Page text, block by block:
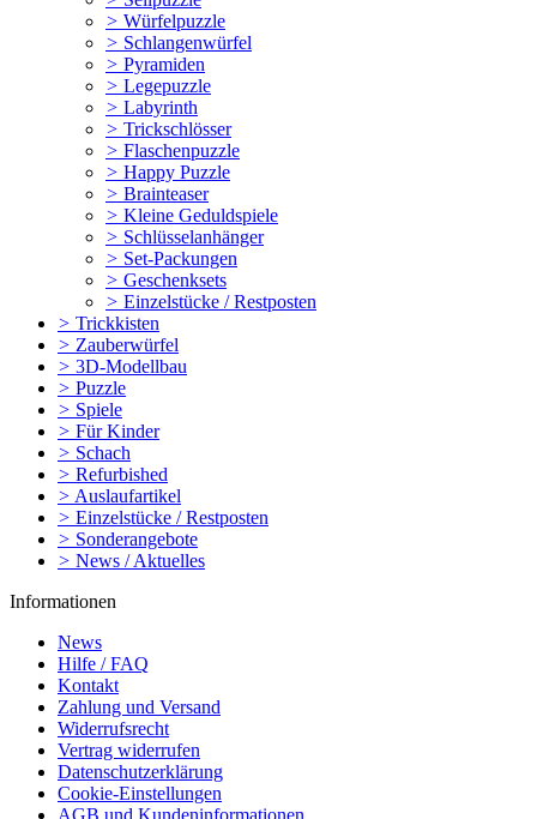
> Würfelpuzzle
> Schlangenwürfel
> Pyramiden
> Legepuzzle
> Labyrinth
> Trickschlösser
> Flaschenpuzzle
> Happy Puzzle
> Brainteaser
> Kleine Geduldspiele
> Schlüsselanhänger
> Set-Packungen
> Geschenksets
> Einzelstücke / Restposten
> Trickkisten
> Zauberwürfel
> 3D-Modellbau
> Puzzle
> Spiele
> Für Kinder
> Schach
> Refurbished
> Auslaufartikel
> Einzelstücke / Restposten
> Sonderangebote
> News / Aktuelles
Informationen
News
Hilfe / FAQ
Kontakt
Zahlung und Versand
Widerrufsrecht
Vertrag widerrufen
Datenschutzerklärung
Cookie-Einstellungen
AGB und Kundeninformationen